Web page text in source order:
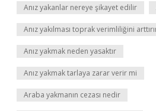
Anız yakanlar nereye şikayet edilir
Anız yakılması toprak verimliliğini
Anız yakmak neden yasaktır
Anız yakmak tarlaya zarar verir mi
Araba yakmanın cezası nedir